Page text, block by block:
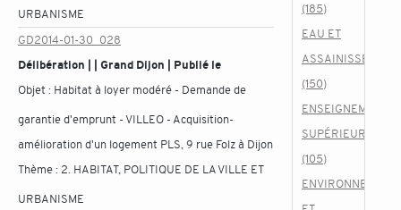
URBANISME
GD2014-01-30_028
Délibération | | Grand Dijon | Publié le
Objet : Habitat à loyer modéré - Demande de
garantie d'emprunt - VILLEO - Acquisition-
amélioration d'un logement PLS, 9 rue Folz à Dijon
Thème : 2. HABITAT, POLITIQUE DE LA VILLE ET
URBANISME
(185)
EAU ET
ASSAINISSEMENT
(150)
ENSEIGNEMENT
SUPÉRIEUR
(105)
ENVIRONNEMENT